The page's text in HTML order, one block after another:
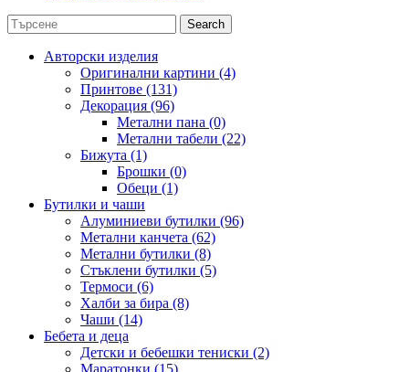
Search
Авторски изделия
Оригинални картини (4)
Принтове (131)
Декорация (96)
Метални пана (0)
Метални табели (22)
Бижута (1)
Брошки (0)
Обеци (1)
Бутилки и чаши
Алуминиеви бутилки (96)
Метални канчета (62)
Метални бутилки (8)
Стъклени бутилки (5)
Термоси (6)
Халби за бира (8)
Чаши (14)
Бебета и деца
Детски и бебешки тениски (2)
Маратонки (15)